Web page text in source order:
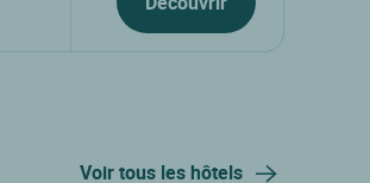
Voir tous les hôtels